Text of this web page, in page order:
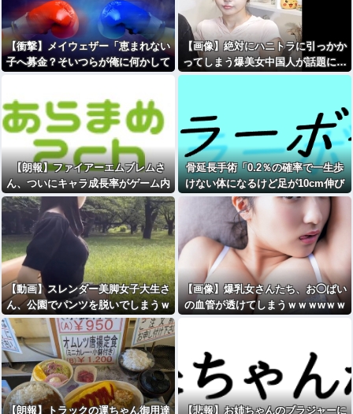
【衝撃】メイウェザー「恵まれない
子へ募金？そいつらが俺に何かして
【画像】絶対にハニトラに引っかか
ってしまう爆美女中国人が話題に…
【朗報】ファイアーエムブレムさ
ん、ついにキャラ成長率がゲーム内
で見れるようになる
骨延長手術「0.2％の確率で一生歩
けない体になるけど足が10cm伸び
ます」←コスパ良すぎるだろ
【動画】スレンダー美脚女子大生さ
ん、公園でパンツを脱いでしまうｗ
ｗｗwｗｗｗｗｗｗｗｗ
【画像】爆乳女さんたち、お◯ぱい
の血管が透けてしまうｗｗｗwｗｗ
【朗報】トラックの運ちゃん御用達
【悲報】お姉ちゃんのブラジャーに